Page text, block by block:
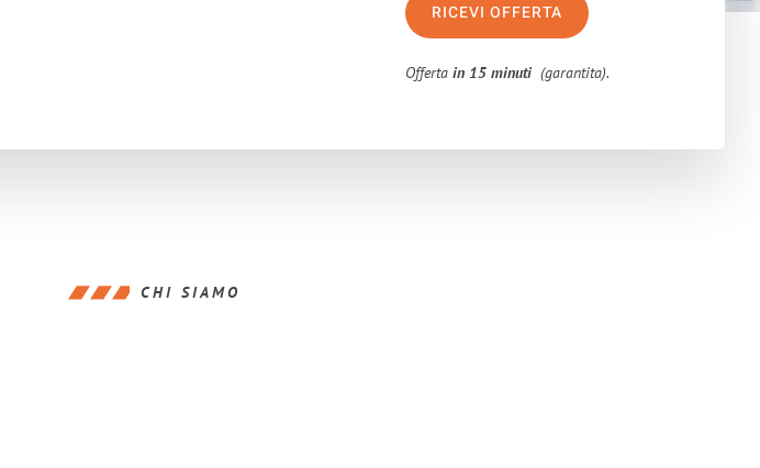
RICEVI OFFERTA
Offertain 15 minuti (garantita).
CHI SIAMO